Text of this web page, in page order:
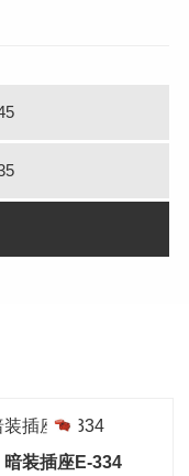
暗装插座E-334